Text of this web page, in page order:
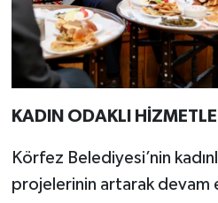
KADIN ODAKLI
Körfez Belediyesi’nin
projelerinin artarak devam